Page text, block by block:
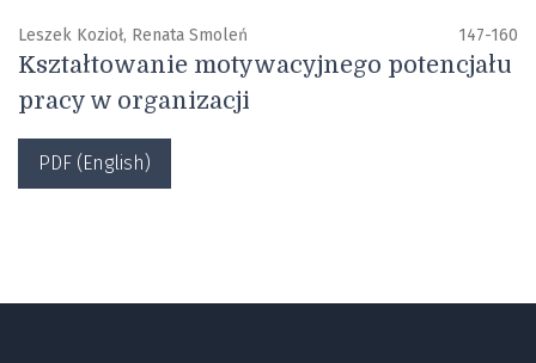
Leszek Kozioł, Renata Smoleń 147-160
Kształtowanie motywacyjnego potencjału
pracy w organizacji
PDF (English)